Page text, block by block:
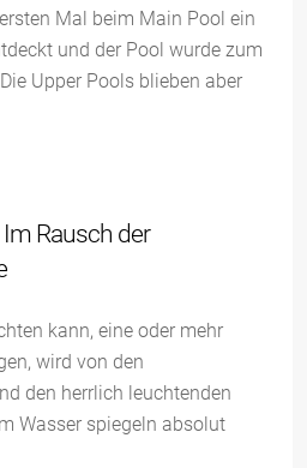
Mal beim Main Pool ein
und der Pool wurde zum
Upper Pools blieben aber
Rausch der
kann, eine oder mehr
wird von den
den herrlich leuchtenden
Wasser spiegeln absolut